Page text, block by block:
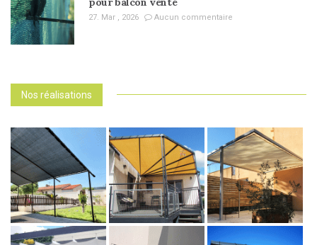
27. Mar , 2026 Aucun commentaire
Nos réalisations